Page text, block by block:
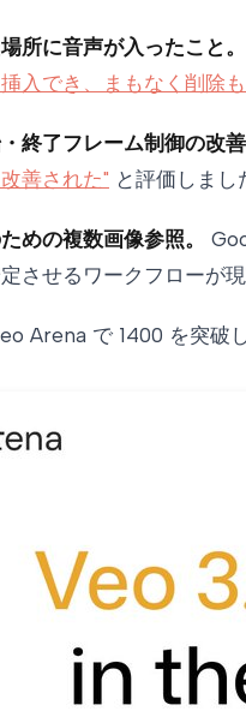
所に音声が入ったこと。
入でき、まもなく削除
終了フレーム制御の改善
善された" と評価しまし
めの複数画像参照。
させるワークフローが現
Arena で 1400 を突破